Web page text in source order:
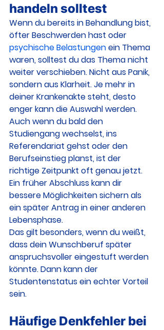
handeln solltest
Wenn du bereits in Behandlung bist,
öfter Beschwerden hast oder
psychische Belastungen ein Thema
waren, solltest du das Thema nicht
weiter verschieben. Nicht aus Panik,
sondern aus Klarheit. Je mehr in
deiner Krankenakte steht, desto
enger kann die Auswahl werden.
Auch wenn du bald den
Studiengang wechselst, ins
Referendariat gehst oder den
Berufseinstieg planst, ist der
richtige Zeitpunkt oft genau jetzt.
Ein früher Abschluss kann dir
bessere Möglichkeiten sichern als
ein später Antrag in einer anderen
Lebensphase.
Das gilt besonders, wenn du weißt,
dass dein Wunschberuf später
anspruchsvoller eingestuft werden
könnte. Dann kann der
Studentenstatus ein echter Vorteil
sein.
Häufige Denkfehler bei